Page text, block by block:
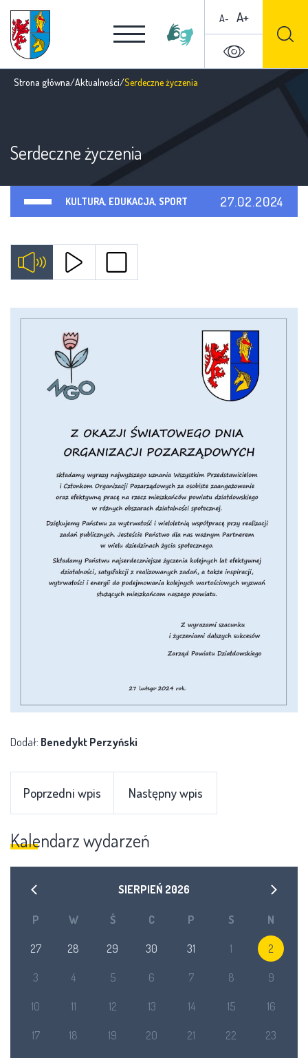
A- A+
Strona główna/Aktualności/Serdeczne życzenia
Serdeczne życzenia
KULTURA, EDUKACJA, SPORT 27.02.2024
Dodał: Benedykt Perzyński
Poprzedni wpis Następny wpis
Kalendarz wydarzeń
SIERPIEŃ 2026
P W Ś C P S N
27 28 29 30 31 1 2
3 4 5 6 7 8 9
10 11 12 13 14 15 16
17 18 19 20 21 22 23